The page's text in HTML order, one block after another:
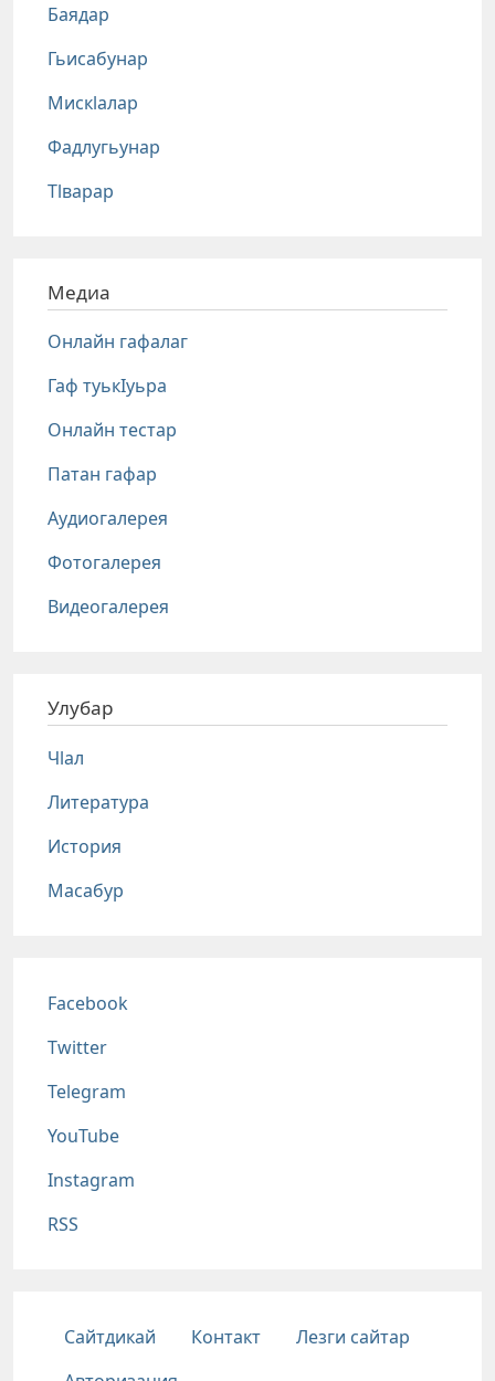
Баядар
Гьисабунар
Мискlалар
Фадлугьунар
Тlварар
Медиа
Онлайн гафалаг
Гаф туькIуьра
Онлайн тестар
Патан гафар
Аудиогалерея
Фотогалерея
Видеогалерея
Улубар
Чlал
Литература
История
Масабур
Соц сети
Facebook
Twitter
Telegram
YouTube
Instagram
RSS
Подвал
Сайтдикай Контакт
Лезги сайтар